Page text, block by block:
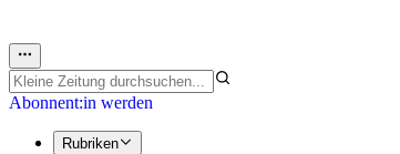
Abonnent:in werden
Rubriken